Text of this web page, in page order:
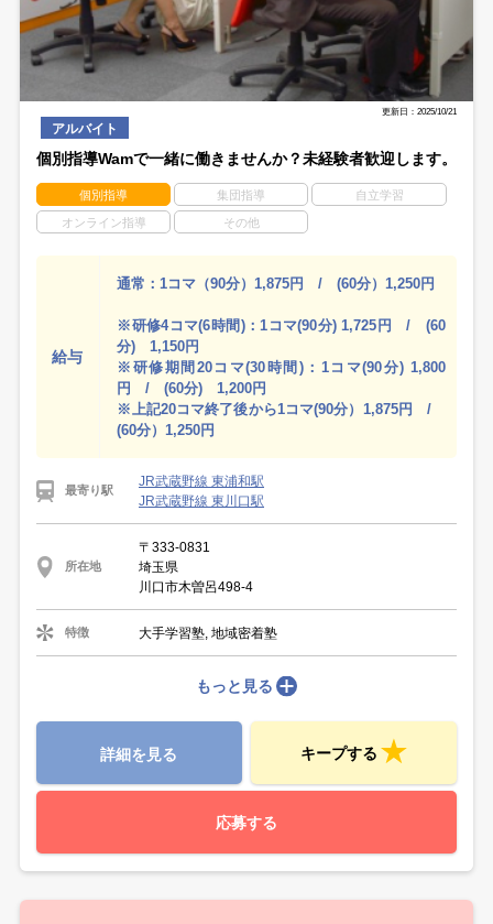
更新日：2025/10/21
アルバイト
個別指導Wamで一緒に働きませんか？未経験者歓迎します。
個別指導 集団指導 自立学習
オンライン指導 その他
給与
通常：1コマ（90分）1,875円 / (60分）1,250円
※研修4コマ(6時間)：1コマ(90分) 1,725円 / (60
分) 1,150円
※研修期間20コマ(30時間)：1コマ(90分) 1,800
円 / (60分) 1,200円
※上記20コマ終了後から1コマ(90分）1,875円 /
(60分）1,250円
最寄り駅
JR武蔵野線 東浦和駅
JR武蔵野線 東川口駅
所在地
〒333-0831
埼玉県
川口市木曽呂498-4
特徴 大手学習塾, 地域密着塾
もっと見る
詳細を見る キープする
応募する